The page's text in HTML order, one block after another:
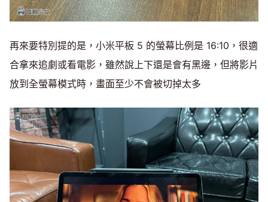
再來要特別提的是，小米平板 5 的螢幕比例是 16:10，很適
合拿來追劇或看電影，雖然說上下還是會有黑邊，但將影片
放到全螢幕模式時，畫面至少不會被切掉太多